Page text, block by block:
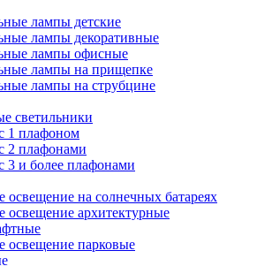
лампы детские
лампы декоративные
лампы офисные
лампы на прищепке
лампы на струбцине
светильники
1 плафоном
2 плафонами
3 и более плафонами
освещение на солнечных батареях
освещение архитектурные
освещение парковые